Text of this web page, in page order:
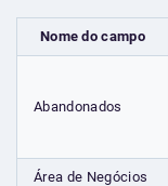
Nome do campo
Abandonados
Área de Negócios